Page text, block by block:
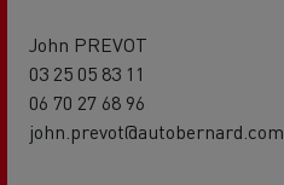
John PREVOT
03 25 05 83 11
06 70 27 68 96
john.prevot@autobernard.com